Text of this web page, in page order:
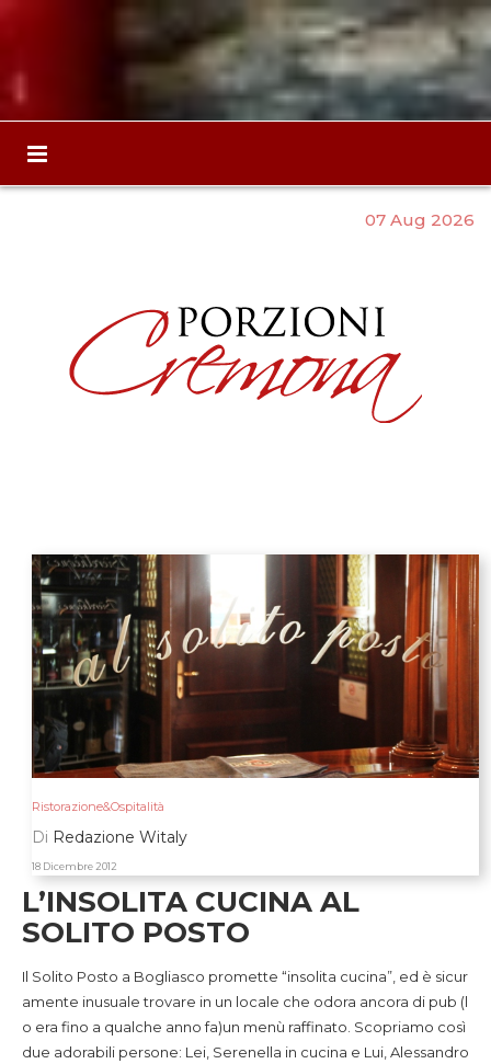
07 Aug 2026
Ristorazione&Ospitalità
Di Redazione Witaly
18 Dicembre 2012
L’INSOLITA CUCINA AL
SOLITO POSTO
Il Solito Posto a Bogliasco promette “insolita cucina”, ed è sicur
amente inusuale trovare in un locale che odora ancora di pub (l
o era fino a qualche anno fa)un menù raffinato. Scopriamo così
due adorabili persone: Lei, Serenella in cucina e Lui, Alessandro